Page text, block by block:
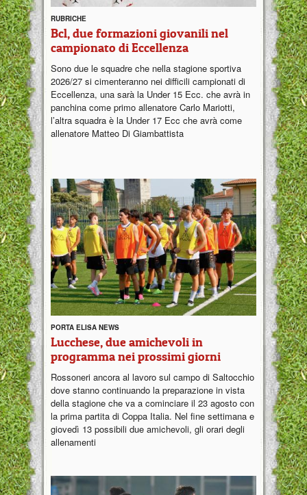
RUBRICHE
Bcl, due formazioni giovanili nel
campionato di Eccellenza
Sono due le squadre che nella stagione sportiva
2026/27 si cimenteranno nei difficili campionati di
Eccellenza, una sarà la Under 15 Ecc. che avrà in
panchina come primo allenatore Carlo Mariotti,
l’altra squadra è la Under 17 Ecc che avrà come
allenatore Matteo Di Giambattista
PORTA ELISA NEWS
Lucchese, due amichevoli in
programma nei prossimi giorni
Rossoneri ancora al lavoro sul campo di Saltocchio
dove stanno continuando la preparazione in vista
della stagione che va a cominciare il 23 agosto con
la prima partita di Coppa Italia. Nel fine settimana e
giovedì 13 possibili due amichevoli, gli orari degli
allenamenti